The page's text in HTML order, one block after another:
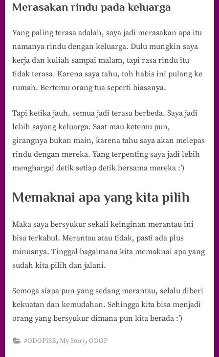
Merasakan rindu pada keluarga
Yang paling terasa adalah, saya jadi merasakan apa itu
namanya rindu dengan keluarga. Dulu mungkin saya
kerja dan kuliah sampai malam, tapi rasa rindu itu
tidak terasa. Karena saya tahu, toh habis ini pulang ke
rumah. Bertemu orang tua seperti biasanya.
Tapi ketika jauh, semua jadi terasa berbeda. Saya jadi
lebih sayang keluarga. Saat mau ketemu pun,
girangnya bukan main, karena tahu saya akan melepas
rindu dengan mereka. Yang terpenting saya jadi lebih
menghargai detik setiap detik bersama mereka :’)
Memaknai apa yang kita pilih
Maka saya bersyukur sekali keinginan merantau ini
bisa terkabul. Merantau atau tidak, pasti ada plus
minusnya. Tinggal bagaimana kita memaknai apa yang
sudah kita pilih dan jalani.
Semoga siapa pun yang sedang merantau, selalu diberi
kekuatan dan kemudahan. Sehingga kita bisa menjadi
orang yang bersyukur dimana pun kita berada :’)
#ODOPISB,My Story,ODOP